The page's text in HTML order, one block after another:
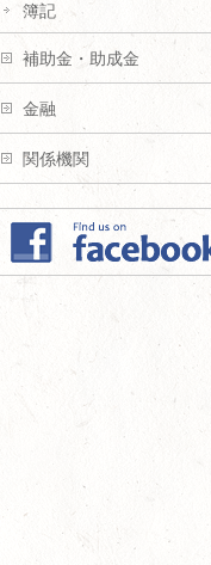
簿記
補助金・助成金
金融
関係機関